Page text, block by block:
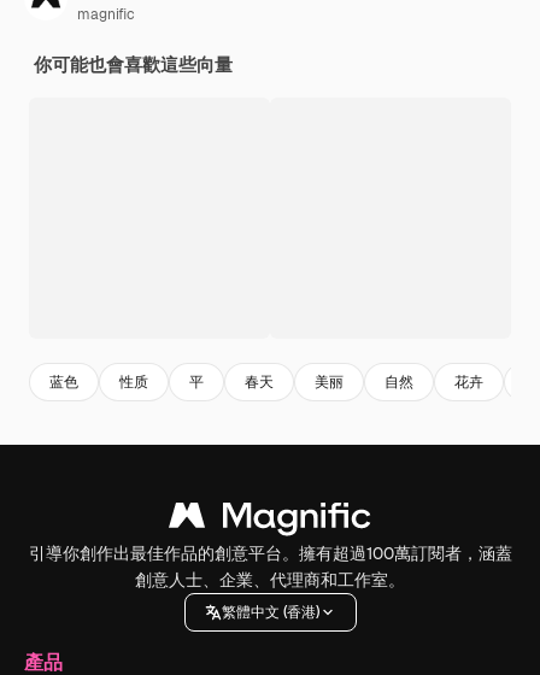
magnific
你可能也會喜歡這些向量
蓝色 性质 平 春天 美丽 自然 花卉
引導你創作出最佳作品的創意平台。擁有超過100萬訂閱者，涵蓋
創意人士、企業、代理商和工作室。
繁體中文 (香港)
產品